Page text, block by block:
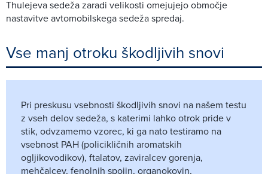
Thulejeva sedeža zaradi velikosti omejujejo območje
nastavitve avtomobilskega sedeža spredaj.
Vse manj otroku škodljivih snovi
Pri preskusu vsebnosti škodljivih snovi na našem testu
z vseh delov sedeža, s katerimi lahko otrok pride v
stik, odvzamemo vzorec, ki ga nato testiramo na
vsebnost PAH (policikličnih aromatskih
ogljikovodikov), ftalatov, zaviralcev gorenja,
mehčalcev, fenolnih spojin, organokovin,